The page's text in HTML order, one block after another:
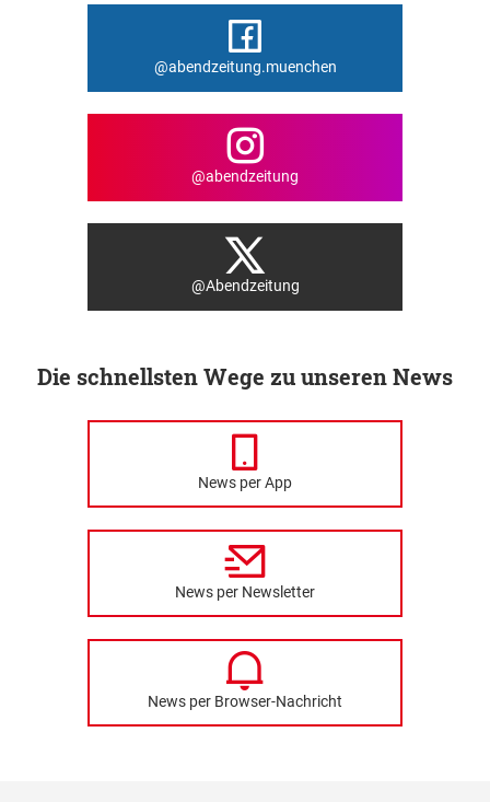
@abendzeitung.muenchen
@abendzeitung
@Abendzeitung
Die schnellsten Wege zu unseren News
News per App
News per Newsletter
News per Browser-Nachricht